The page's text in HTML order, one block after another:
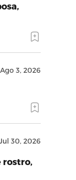
Ago 3, 2026
30, 2026
rostro,